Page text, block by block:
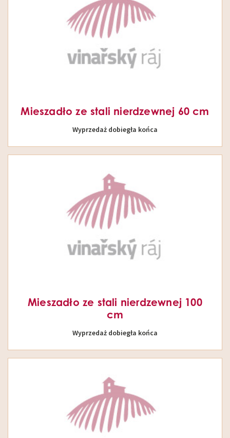
Mieszadło ze stali nierdzewnej 60 cm
Wyprzedaż dobiegła końca
Mieszadło ze stali nierdzewnej 100
cm
Wyprzedaż dobiegła końca